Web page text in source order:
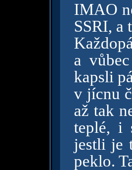
IMAO
SSRI, a
a
kapsli
v jícnu
až tak
teplé, i
jestli je
peklo.